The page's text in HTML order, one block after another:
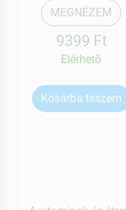
MEGNÉZEM
9399 Ft
Elérhetõ
Kosárba teszem